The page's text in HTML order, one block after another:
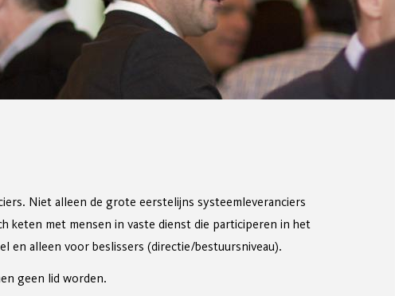
Niet alleen de grote eerstelijns systeemleveranciers
keten met mensen in vaste dienst die participeren in het
en alleen voor beslissers (directie/bestuursniveau).
geen lid worden.